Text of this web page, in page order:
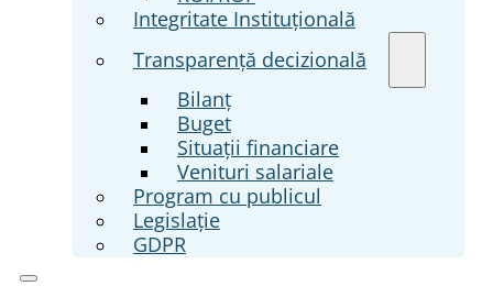
Integritate Instituțională
Transparenţă decizională
Bilanț
Buget
Situații financiare
Venituri salariale
Program cu publicul
Legislație
GDPR